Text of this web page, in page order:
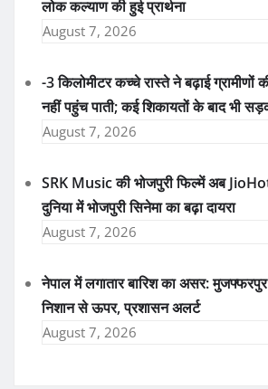
लोक कल्याण की हुई प्रार्थना
August 7, 2026
-3 किलोमीटर कच्चे रास्ते ने बढ़ाई ग्रामीणों
नहीं पहुंच पाती; कई शिकायतों के बाद भी
August 7, 2026
SRK Music की भोजपुरी फिल्में अब
दुनिया में भोजपुरी सिनेमा का बढ़ा दायरा
August 7, 2026
नेपाल में लगातार बारिश का असर:
निशान से ऊपर, प्रशासन अलर्ट
August 7, 2026